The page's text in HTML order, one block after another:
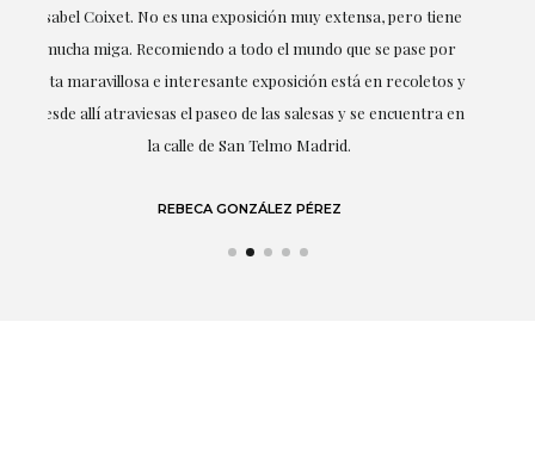
profesionalidad han estado presentes en cada momento,
destacando (por supuesto) el amor y conocimiento sobre lo
que habla: el arte.
LAURA GUTIÉRREZ